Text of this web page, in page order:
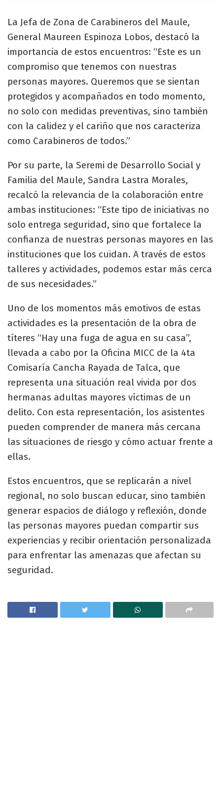
La Jefa de Zona de Carabineros del Maule,
General Maureen Espinoza Lobos, destacó la
importancia de estos encuentros: “Este es un
compromiso que tenemos con nuestras
personas mayores. Queremos que se sientan
protegidos y acompañados en todo momento,
no solo con medidas preventivas, sino también
con la calidez y el cariño que nos caracteriza
como Carabineros de todos.”
Por su parte, la Seremi de Desarrollo Social y
Familia del Maule, Sandra Lastra Morales,
recalcó la relevancia de la colaboración entre
ambas instituciones: “Este tipo de iniciativas no
solo entrega seguridad, sino que fortalece la
confianza de nuestras personas mayores en las
instituciones que los cuidan. A través de estos
talleres y actividades, podemos estar más cerca
de sus necesidades.”
Uno de los momentos más emotivos de estas
actividades es la presentación de la obra de
títeres “Hay una fuga de agua en su casa”,
llevada a cabo por la Oficina MICC de la 4ta
Comisaría Cancha Rayada de Talca, que
representa una situación real vivida por dos
hermanas adultas mayores víctimas de un
delito. Con esta representación, los asistentes
pueden comprender de manera más cercana
las situaciones de riesgo y cómo actuar frente a
ellas.
Estos encuentros, que se replicarán a nivel
regional, no solo buscan educar, sino también
generar espacios de diálogo y reflexión, donde
las personas mayores puedan compartir sus
experiencias y recibir orientación personalizada
para enfrentar las amenazas que afectan su
seguridad.